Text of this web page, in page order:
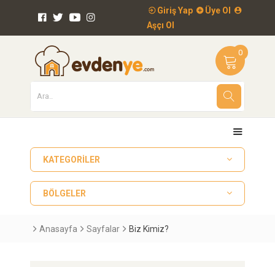
Giriş Yap
Üye Ol
Aşçı Ol
0
KATEGORILER
BÖLGELER
Anasayfa Sayfalar Biz Kimiz?